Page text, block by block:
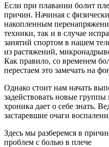
Если при плавании болит
причин. Начиная с
накопленным
техники, так и в случае
занятий спортом в нашем
из растяжений,
Как правило, со временем
перестаем это замечать на
Однако стоит нам начать
задействовать новые
хроника дает о себе знать.
застаревшие очаги
Здесь мы разберемся в
проблем с болью в плече